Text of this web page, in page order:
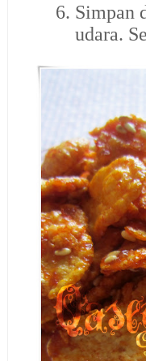
6. Simpan
udara.